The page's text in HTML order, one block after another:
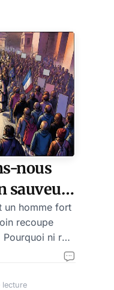
nous
sauveur
la
un homme fort
recoupe
ni roi